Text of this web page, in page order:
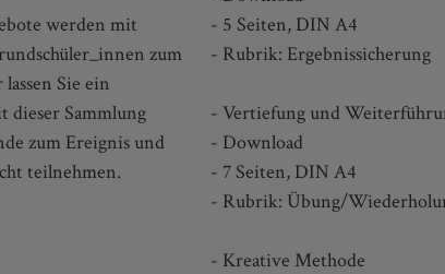
werden mit
zum
Sie ein
dieser Sammlung
zum Ereignis und
teilnehmen.
- 5 Seiten, DIN A4
- Rubrik: Ergebnissicherung
- Vertiefung und
- Download
- 7 Seiten, DIN A4
- Rubrik: Übung/
- Kreative Methode